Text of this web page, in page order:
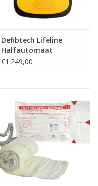
Defibtech Lifeline
Halfautomaat
€1.249,00